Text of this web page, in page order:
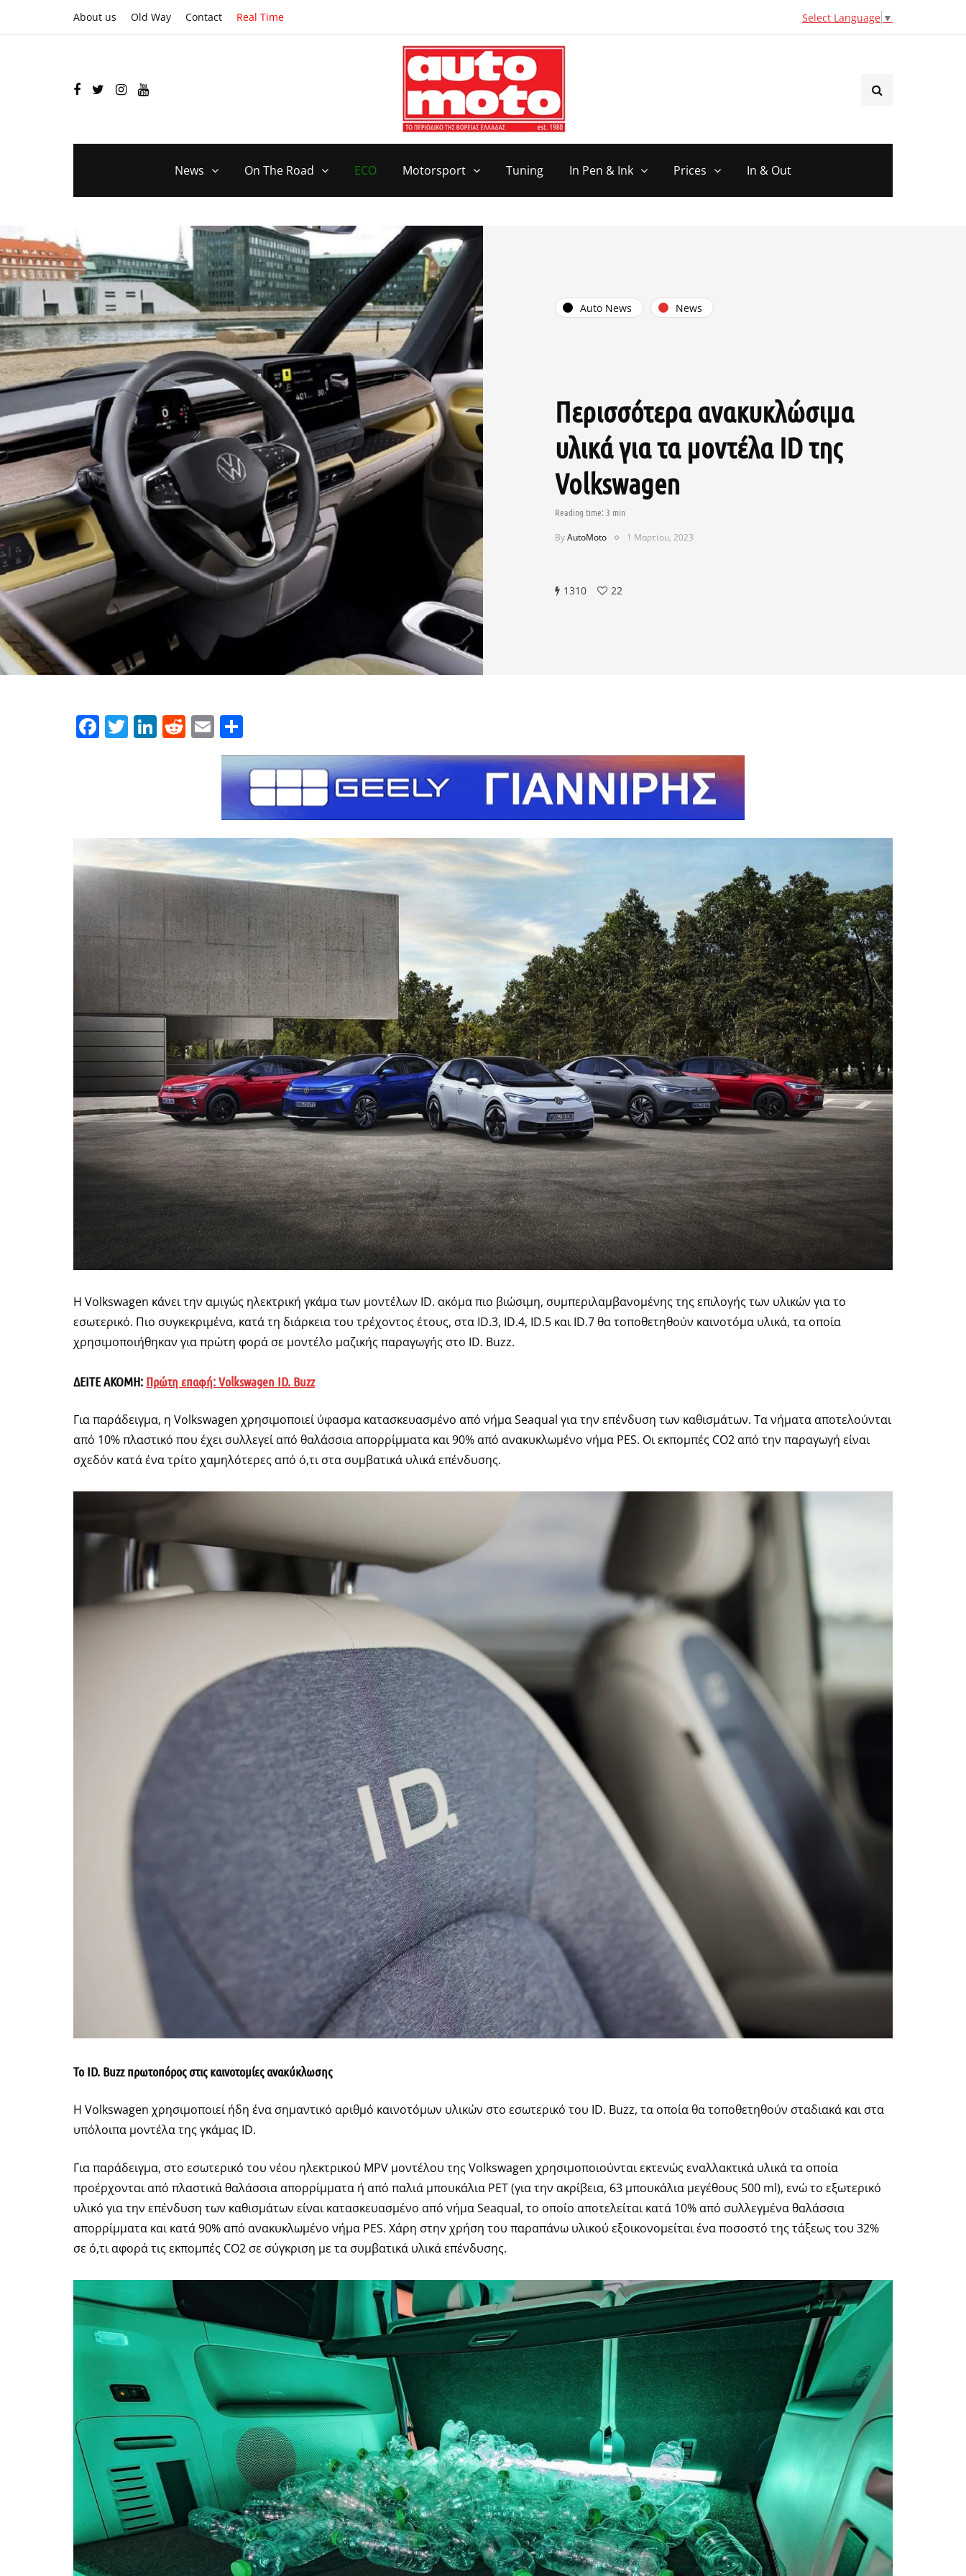
About us Old Way Contact Real Time Select Language ▼
News On The Road ECO Motorsport Tuning In Pen & Ink Prices In & Out
Auto News News
Περισσότερα ανακυκλώσιμα
υλικά για τα μοντέλα ID της
Volkswagen
ByAutoMoto 1 Μαρτίου, 2023
1310 22
Facebook
Twitter
LinkedIn
Reddit
Email
Η Volkswagen κάνει την αμιγώς ηλεκτρική γκάμα των μοντέλων ID. ακόμα πιο βιώσιμη, συμπεριλαμβανομένης της επιλογής των υλικών για το
εσωτερικό. Πιο συγκεκριμένα, κατά τη διάρκεια του τρέχοντος έτους, στα ID.3, ID.4, ID.5 και ID.7 θα τοποθετηθούν καινοτόμα υλικά, τα οποία
χρησιμοποιήθηκαν για πρώτη φορά σε μοντέλο μαζικής παραγωγής στο ID. Buzz.
ΔΕΙΤΕ ΑΚΟΜΗ: Πρώτη επαφή:Volkswagen ID. Buzz
Για παράδειγμα, η Volkswagen χρησιμοποιεί ύφασμα κατασκευασμένο από νήμα Seaqual για την επένδυση των καθισμάτων. Τα νήματα αποτελούνται
από 10% πλαστικό που έχει συλλεγεί από θαλάσσια απορρίμματα και 90% από ανακυκλωμένο νήμα PES. Οι εκπομπές CO2 από την παραγωγή είναι
σχεδόν κατά ένα τρίτο χαμηλότερες από ό,τι στα συμβατικά υλικά επένδυσης.
To ID. Buzz πρωτοπόρος στις καινοτομίες ανακύκλωσης
Η Volkswagen χρησιμοποιεί ήδη ένα σημαντικό αριθμό καινοτόμων υλικών στο εσωτερικό του ID. Buzz, τα οποία θα τοποθετηθούν σταδιακά και στα
υπόλοιπα μοντέλα της γκάμας ID.
Για παράδειγμα, στο εσωτερικό του νέου ηλεκτρικού MPV μοντέλου της Volkswagen χρησιμοποιούνται εκτενώς εναλλακτικά υλικά τα οποία
προέρχονται από πλαστικά θαλάσσια απορρίμματα ή από παλιά μπουκάλια ΡΕΤ (για την ακρίβεια, 63 μπουκάλια μεγέθους 500 ml), ενώ το εξωτερικό
υλικό για την επένδυση των καθισμάτων είναι κατασκευασμένο από νήμα Seaqual, το οποίο αποτελείται κατά 10% από συλλεγμένα θαλάσσια
απορρίμματα και κατά 90% από ανακυκλωμένο νήμα PES. Χάρη στην χρήση του παραπάνω υλικού εξοικονομείται ένα ποσοστό της τάξεως του 32%
σε ό,τι αφορά τις εκπομπές CO2 σε σύγκριση με τα συμβατικά υλικά επένδυσης.